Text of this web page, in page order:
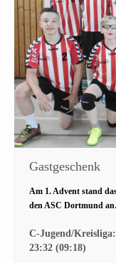
Gastgeschenk
Am 1. Advent stand
den ASC Dortmund
C-Jugend/
23:32 (09:18)